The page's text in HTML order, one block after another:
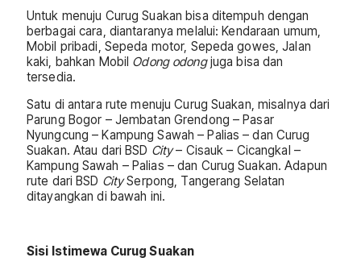
Untuk menuju Curug Suakan bisa ditempuh dengan
berbagai cara, diantaranya melalui: Kendaraan umum,
Mobil pribadi, Sepeda motor, Sepeda gowes, Jalan
kaki, bahkan Mobil Odong odongjuga bisa dan
tersedia.
Satu di antara rute menuju Curug Suakan, misalnya dari
Parung Bogor – Jembatan Grendong – Pasar
Nyungcung – Kampung Sawah – Palias – dan Curug
Suakan. Atau dari BSD City– Cisauk – Cicangkal –
Kampung Sawah – Palias – dan Curug Suakan. Adapun
rute dari BSD CitySerpong, Tangerang Selatan
ditayangkan di bawah ini.
Sisi Istimewa Curug Suakan